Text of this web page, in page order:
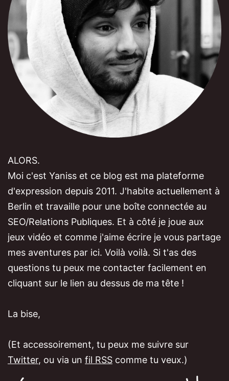
ALORS.
Moi c'est Yaniss et ce blog est ma plateforme
d'expression depuis 2011. J'habite actuellement à
Berlin et travaille pour une boîte connectée au
SEO/Relations Publiques. Et à côté je joue aux
jeux vidéo et comme j'aime écrire je vous partage
mes aventures par ici. Voilà voilà. Si t'as des
questions tu peux me contacter facilement en
cliquant sur le lien au dessus de ma tête !
La bise,
(Et accessoirement, tu peux me suivre sur
Twitter, ou via un fil RSS comme tu veux.)